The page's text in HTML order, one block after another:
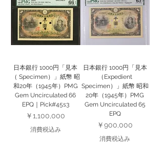
日本銀行 1000円「見本
（ Specimen）」紙幣 昭
和20年（1945年）PMG
Gem Uncirculated 66
EPQ｜Pick#45s3
価格
￥1,100,000
消費税込み
日本銀行 1000円「見本
（Expedient
Specimen）」紙幣 昭和
20年（1945年）PMG
Gem Uncirculated 65
EPQ
価格
￥900,000
消費税込み